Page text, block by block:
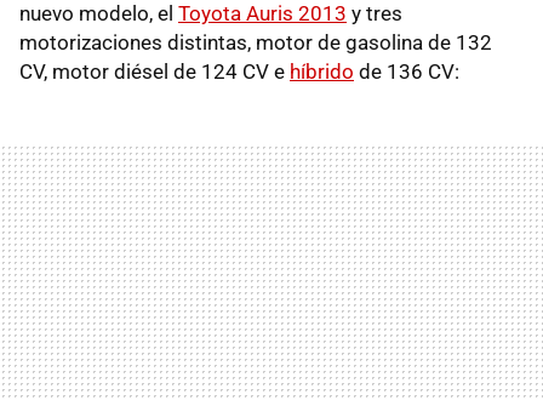
nuevo modelo, el Toyota Auris 2013 y tres
motorizaciones distintas, motor de gasolina de 132
CV, motor diésel de 124 CV e híbrido de 136 CV: